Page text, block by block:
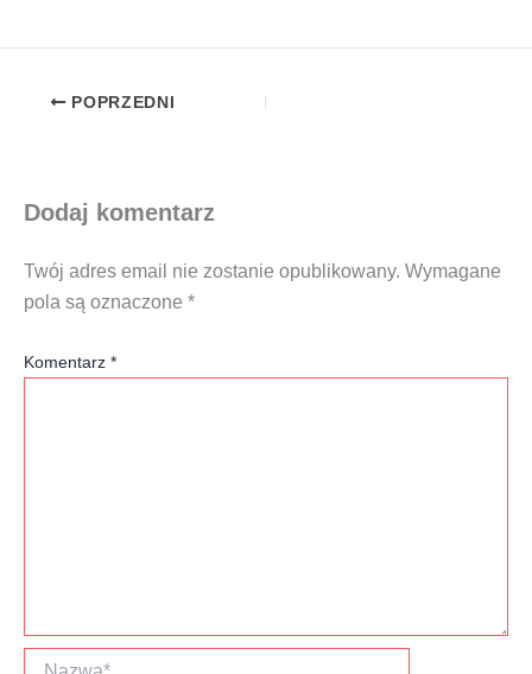
POPRZEDNI
Dodaj komentarz
Twój adres email nie zostanie opublikowany. Wymagane
pola są oznaczone *
Komentarz *